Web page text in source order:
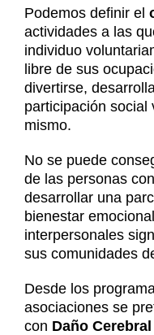
Contacto
Podemos definir el
actividades a las
individuo
libre de sus
divertirse,
participación social
mismo.
No se puede
de las personas
desarrollar una
bienestar
interpersonales
sus comunidades
Desde los
asociaciones se
con Daño